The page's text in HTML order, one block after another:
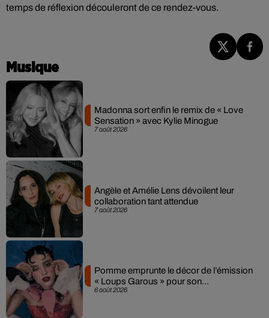
temps de réflexion découleront de ce rendez-vous.
Musique
7 août 2026
Madonna sort enfin le remix de « Love
Sensation » avec Kylie Minogue
7 août 2026
Angèle et Amélie Lens dévoilent leur
collaboration tant attendue
6 août 2026
Pomme emprunte le décor de l’émission
« Loups Garous » pour son...